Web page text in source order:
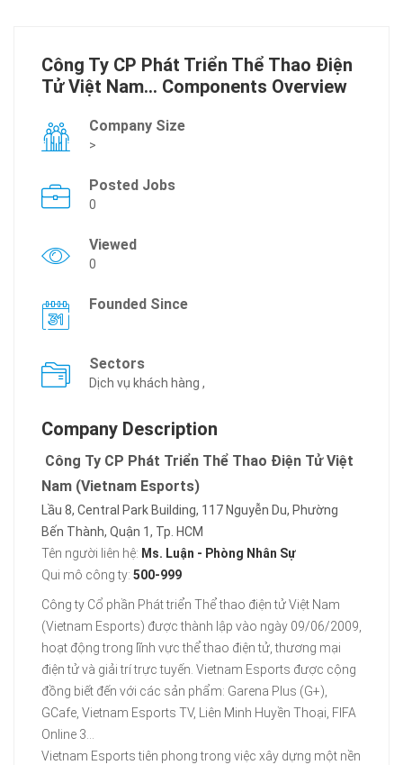
Công Ty CP Phát Triển Thể Thao Điện
Tử Việt Nam... Components Overview
Company Size
>
Posted Jobs
0
Viewed
0
Founded Since
Sectors
Dịch vụ khách hàng ,
Company Description
Công Ty CP Phát Triển Thể Thao Điện Tử Việt
Nam (Vietnam Esports)
Lầu 8, Central Park Building, 117 Nguyễn Du, Phường
Bến Thành, Quận 1, Tp. HCM
Tên người liên hệ: Ms. Luận - Phòng Nhân Sự
Qui mô công ty: 500-999
Công ty Cổ phần Phát triển Thể thao điện tử Việt Nam
(Vietnam Esports) được thành lập vào ngày 09/06/2009,
hoạt động trong lĩnh vực thể thao điện tử, thương mại
điện tử và giải trí trực tuyến. Vietnam Esports được cộng
đồng biết đến với các sản phẩm: Garena Plus (G+),
GCafe, Vietnam Esports TV, Liên Minh Huyền Thoại, FIFA
Online 3...
Vietnam Esports tiên phong trong việc xây dựng một nền